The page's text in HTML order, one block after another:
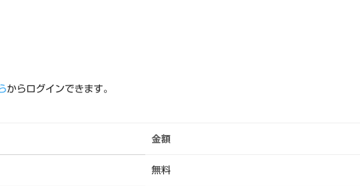
からログインできます。
金額
無料